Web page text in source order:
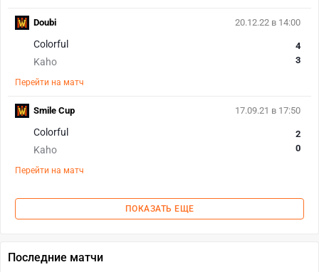
20.12.22 в 14:00
Colorful
Kaho
4
3
Перейти на матч
Doubi
17.09.21 в 17:50
Colorful
Kaho
2
0
Перейти на матч
Smile Cup
ПОКАЗАТЬ ЕЩЕ
Последние матчи